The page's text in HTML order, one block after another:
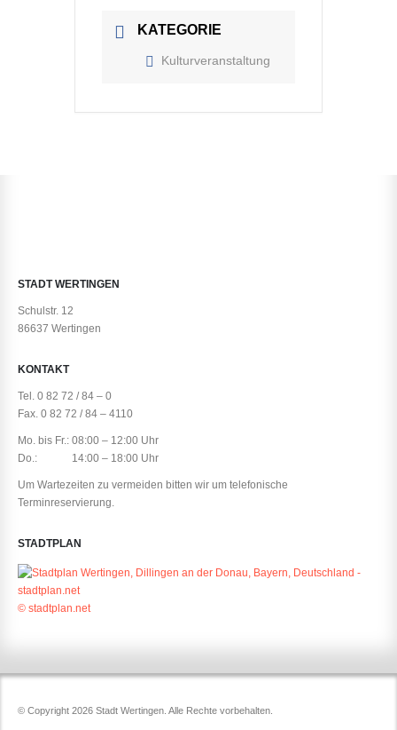
KATEGORIE
Kulturveranstaltung
STADT WERTINGEN
Schulstr. 12
86637 Wertingen
KONTAKT
Tel. 0 82 72 / 84 – 0
Fax. 0 82 72 / 84 – 4110
Mo. bis Fr.: 08:00 – 12:00 Uhr
Do.: 14:00 – 18:00 Uhr
Um Wartezeiten zu vermeiden bitten wir um telefonische
Terminreservierung.
STADTPLAN
© stadtplan.net
© Copyright 2026 Stadt Wertingen. Alle Rechte vorbehalten.